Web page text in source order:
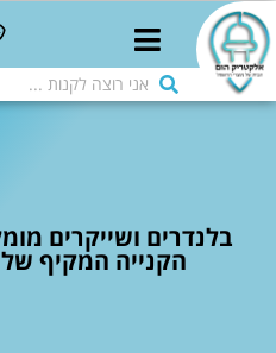
הקנייה המקיף של Electric Home